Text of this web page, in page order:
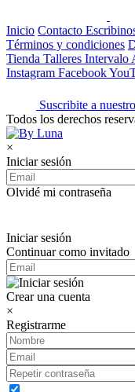
Inicio Contacto
Términos y condiciones
Tienda Talleres Intervalo
Instagram Facebook
Suscribite a
Todos los derechos
×
Iniciar sesión
Olvidé mi contraseña
Iniciar sesión
Continuar como invitado
Crear una cuenta
×
Registrarme